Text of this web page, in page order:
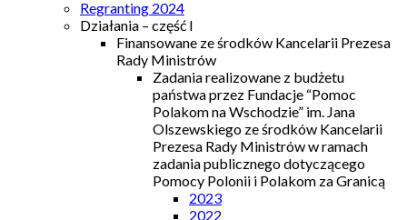
Regranting 2024
Działania – część I
Finansowane ze środków Kancelarii Prezesa
Rady Ministrów
Zadania realizowane z budżetu
państwa przez Fundacje “Pomoc
Polakom na Wschodzie” im. Jana
Olszewskiego ze środków Kancelarii
Prezesa Rady Ministrów w ramach
zadania publicznego dotyczącego
Pomocy Polonii i Polakom za Granicą
2023
2022